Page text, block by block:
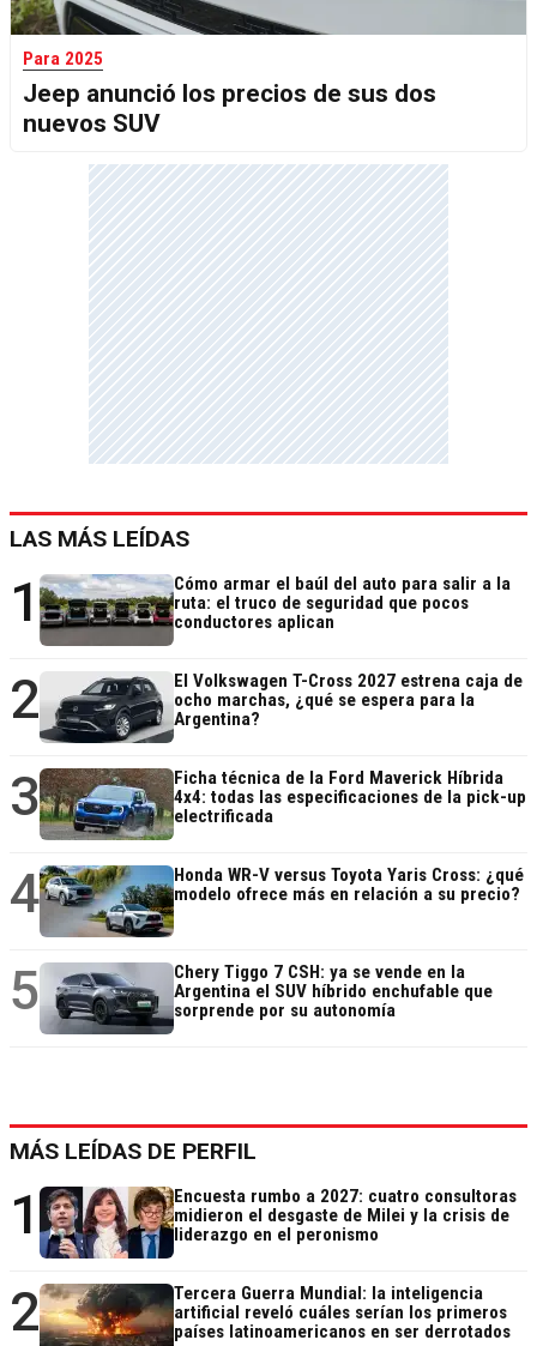
Para 2025
Jeep anunció los precios de sus dos
nuevos SUV
LAS MÁS LEÍDAS
1
Cómo armar el baúl del auto para salir a la
ruta: el truco de seguridad que pocos
conductores aplican
2
El Volkswagen T-Cross 2027 estrena caja de
ocho marchas, ¿qué se espera para la
Argentina?
3
Ficha técnica de la Ford Maverick Híbrida
4x4: todas las especificaciones de la pick-up
electrificada
4
Honda WR-V versus Toyota Yaris Cross: ¿qué
modelo ofrece más en relación a su precio?
5
Chery Tiggo 7 CSH: ya se vende en la
Argentina el SUV híbrido enchufable que
sorprende por su autonomía
MÁS LEÍDAS DE PERFIL
1
Encuesta rumbo a 2027: cuatro consultoras
midieron el desgaste de Milei y la crisis de
liderazgo en el peronismo
2
Tercera Guerra Mundial: la inteligencia
artificial reveló cuáles serían los primeros
países latinoamericanos en ser derrotados